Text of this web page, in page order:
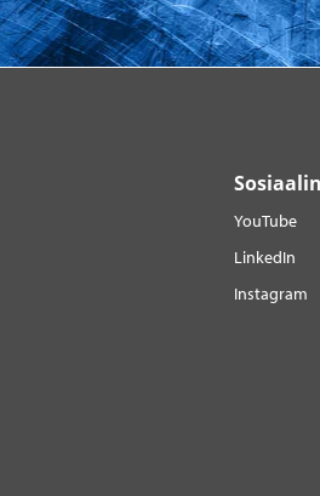
YouTube
LinkedIn
Instagram